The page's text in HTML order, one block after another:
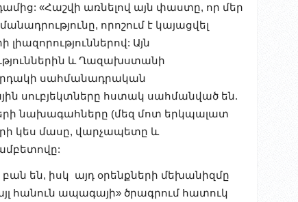
«Հաշվի առնելով այն փաստը, որ մեր
որոշում է կայացվել
Այն
և Ղազախստանի
սահմանադրական
սուբյեկտները հստակ սահմանված են.
նախագահները (մեզ մոտ երկպալատ
կես մասը, վարչապետը և
են, իսկ այդ օրենքների մեխանիզմը
հանուն ապագայի» ծրագրում հատուկ